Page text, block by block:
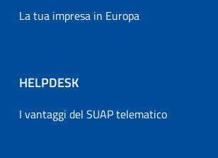
La tua impresa in Europa
HELPDESK
I vantaggi del SUAP telematico